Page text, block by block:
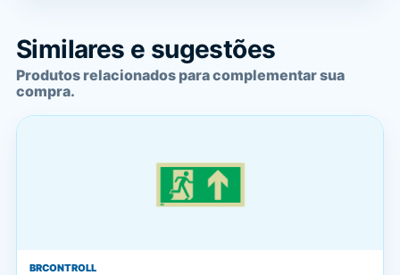
Similares e sugestões
Produtos relacionados para complementar sua
compra.
BRCONTROLL